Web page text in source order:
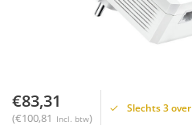
€83,31
(€100,81 Incl. btw)
Slechts 3 over